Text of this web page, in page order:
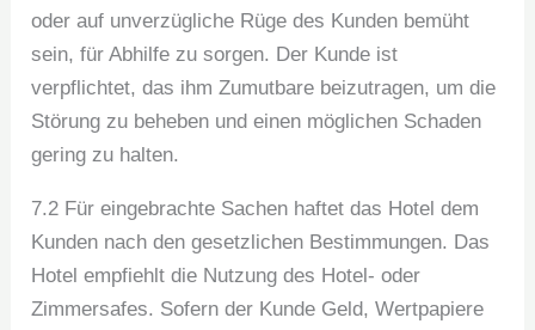
oder auf unverzügliche Rüge des Kunden bemüht
sein, für Abhilfe zu sorgen. Der Kunde ist
verpflichtet, das ihm Zumutbare beizutragen, um die
Störung zu beheben und einen möglichen Schaden
gering zu halten.
7.2 Für eingebrachte Sachen haftet das Hotel dem
Kunden nach den gesetzlichen Bestimmungen. Das
Hotel empfiehlt die Nutzung des Hotel- oder
Zimmersafes. Sofern der Kunde Geld, Wertpapiere